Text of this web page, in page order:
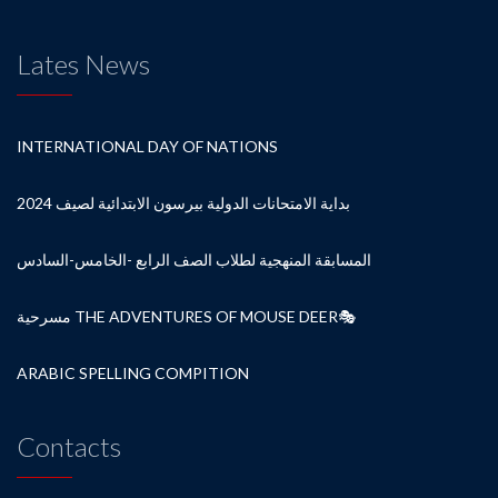
Lates News
INTERNATIONAL DAY OF NATIONS
بداية الامتحانات الدولية بيرسون الابتدائية لصيف 2024
المسابقة المنهجية لطلاب الصف الرابع -الخامس-السادس
مسرحية THE ADVENTURES OF MOUSE DEER🎭
ARABIC SPELLING COMPITION
Contacts